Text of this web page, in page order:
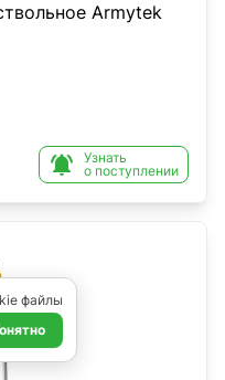
Armytek

Узнать
о поступлении
файлы